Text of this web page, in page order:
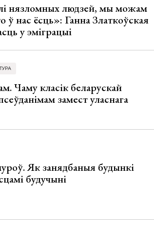
нязломных людзей, мы можам
ў нас ёсць»: Ганна Златкоўская
у эміграцыі
Чаму класік беларускай
замест уласнага
Як занядбаныя будынкі
будучыні